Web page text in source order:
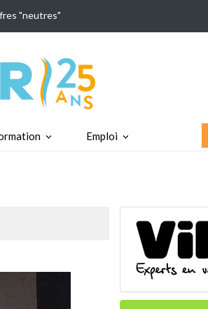
"neutres"
Emploi